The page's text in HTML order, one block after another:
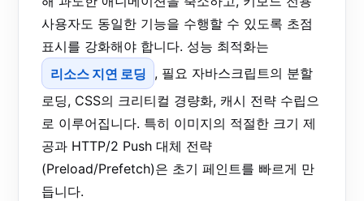
사용자도 동일한 기능을 수행할 수 있도록 초점
표시를 강화해야 합니다. 성능 최적화는
리소스 지연 로딩 , 필요 자바스크립트의 분할
로딩, CSS의 크리티컬 경량화, 캐시 전략 수립으
로 이루어집니다. 특히 이미지의 적절한 크기 제
공과 HTTP/2 Push 대체 전략
(Preload/Prefetch)은 초기 페인트를 빠르게 만
듭니다.